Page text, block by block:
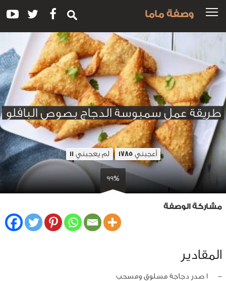
وصفة ماما
طريقة عمل سمبوسة الدجاج بصوص البافلو
أعجبني1785 لم يعجبني 11
99%
مشاركة الوصفة
المقادير
‏-
1 صدر دجاجة مسلوق ومسحب